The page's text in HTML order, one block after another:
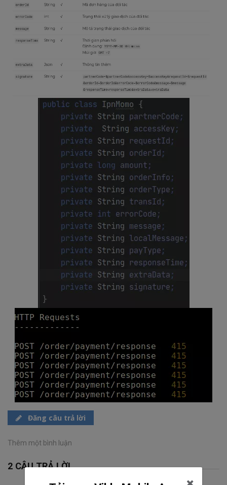
Đăng câu trả lời
Thêm một bình luận
2 CÂU TRẢ LỜI